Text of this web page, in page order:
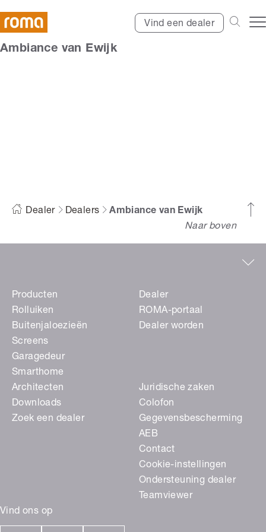
Vind een dealer
Ambiance van Ewijk
Dealer Dealers
Ambiance van Ewijk
Naar boven
Vind ons op
Producten
Rolluiken
Buitenjaloezieën
Screens
Garagedeur
Smarthome
Dealer
ROMA-portaal
Dealer worden
Architecten
Downloads
Zoek een dealer
Juridische zaken
Colofon
Gegevensbescherming
AEB
Contact
Cookie-instellingen
Ondersteuning dealer
Teamviewer